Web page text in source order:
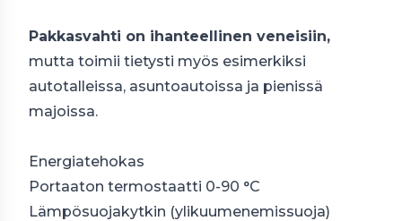
Pakkasvahti on ihanteellinen veneisiin,
mutta toimii tietysti myös esimerkiksi
autotalleissa, asuntoautoissa ja pienissä
majoissa.
Energiatehokas
Portaaton termostaatti 0-90 °C
Lämpösuojakytkin (ylikuumenemissuoja)